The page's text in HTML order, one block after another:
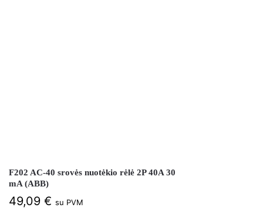
F202 AC-40 srovės nuotėkio rėlė 2P 40A 30
mA (ABB)
49,09 € su PVM